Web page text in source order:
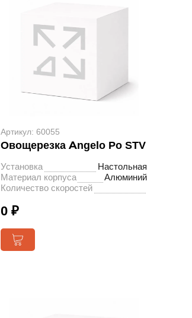
Артикул: 60055
Овощерезка Angelo Po STV
Установка
Настольная
Материал корпуса
Алюминий
Количество скоростей
0 ₽